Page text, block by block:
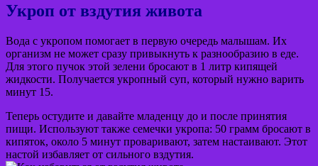
Укроп от вздутия живота
Вода с укропом помогает в первую очередь малышам. Их
организм не может сразу привыкнуть к разнообразию в еде.
Для этого пучок этой зелени бросают в 1 литр кипящей
жидкости. Получается укропный суп, который нужно варить
минут 15.
Теперь остудите и давайте младенцу до и после принятия
пищи. Используют также семечки укропа: 50 грамм бросают в
кипяток, около 5 минут проваривают, затем настаивают. Этот
настой избавляет от сильного вздутия.